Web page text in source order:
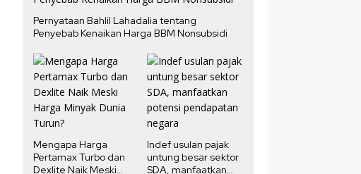
Pernyataan Bahlil Lahadalia tentang
Penyebab Kenaikan Harga BBM Nonsubsidi
Mengapa Harga
Pertamax Turbo dan
Dexlite Naik Meski
Indef usulan pajak
untung besar sektor
SDA, manfaatkan